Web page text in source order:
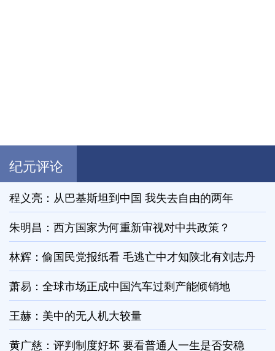
纪元评论
程义亮：从巴基斯坦到中国 我失去自由的两年
朱明昌：西方国家为何重新审视对中共政策？
林辉：偷国民党报纸看 毛逃亡中才知陕北有刘志丹
萧易：全球市场正成中国汽车过剩产能倾销地
王赫：美中的无人机大较量
黄广慈：评判制度好坏 要看普通人一生是否安稳